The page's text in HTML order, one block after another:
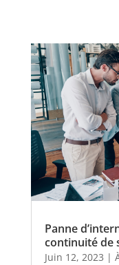
Panne
continuité de
Juin 12, 2023 |